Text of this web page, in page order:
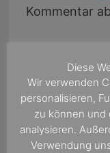
Kommentar
Diese
Wir verwenden
personalisieren,
zu können und
analysieren.
Verwendung